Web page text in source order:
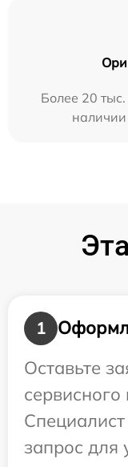
Более 20
1
Оставьте
сервисного
запрос для